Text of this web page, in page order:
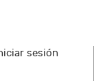
sesión